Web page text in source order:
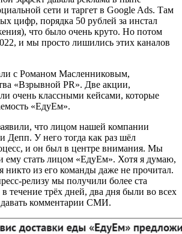
сети и таргет в Google Ads. Там
цифр, порядка 50 рублей за инстал
что было очень круто. Но потом
и мы просто лишились этих каналов
с Романом Масленниковым,
«Взрывной PR». Две акции,
очень классными кейсами, которые
«ЕдуЕм».
что лицом нашей компании
Депп. У него тогда как раз шёл
и он был в центре внимания. Мы
ему стать лицом «ЕдуЕм». Хотя я думаю,
никто из его команды даже не прочитал.
релизу мы получили более ста
трёх дней, два дня были во всех
давать комментарии СМИ.